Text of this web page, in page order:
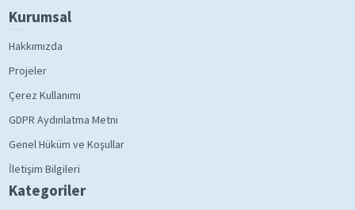
Kurumsal
Hakkımızda
Projeler
Çerez Kullanımı
GDPR Aydınlatma Metni
Genel Hüküm ve Koşullar
İletişim Bilgileri
Kategoriler